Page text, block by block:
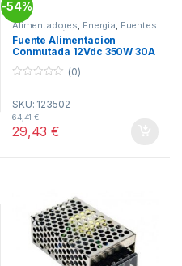
-54%
Alimentadores Energia Fuentes
Alimentación
Fuente Alimentacion
Conmutada 12Vdc 350W 30A
u
t
f
(0)
SKU: 123502
29,43€
64,41€